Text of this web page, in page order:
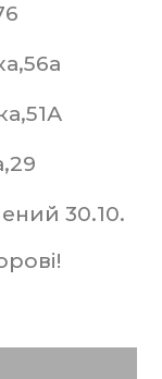
30.10.